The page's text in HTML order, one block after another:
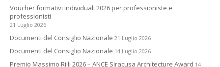
Voucher formativi individuali 2026 per professioniste e
professionisti
21 Luglio 2026
Documenti del Consiglio Nazionale 21 Luglio 2026
Documenti del Consiglio Nazionale 14 Luglio 2026
Premio Massimo Riili 2026 – ANCE Siracusa Architecture Award 14